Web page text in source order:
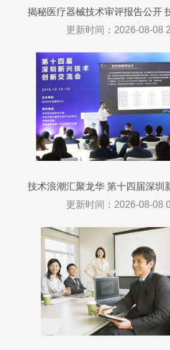
揭秘医疗器械技术审评报告公开
进阶之路
更新时间：2026-08-08
技术浪潮汇聚龙华 第十四届深圳
会宝能科技园启
更新时间：2026-08-08